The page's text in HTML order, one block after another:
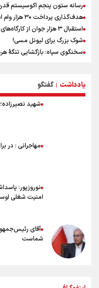
رسانه ستون پنجم اکوسیستم
هدف‌گذاری پرداخت ۳۰ هزار وام اشتغال تا پایان سال
استقبال ۳ هزار جوان از کارگاه‌های مهارت‌آموزی در ۲۵۰ شهرستان کشور
شوک بزرگ برای لیونل مسی!
سخنگوی سپاه: بازگشایی تنگۀ
ورود مواد آلاینده به منابع آب
دست رفتن باروری خاک
مروری بر زندگینامه خبرنگار
یادداشت | گفتگو
شهید
مهاجرانی : در
نوروزپور:
امنیت شغلی
آقای
شماست